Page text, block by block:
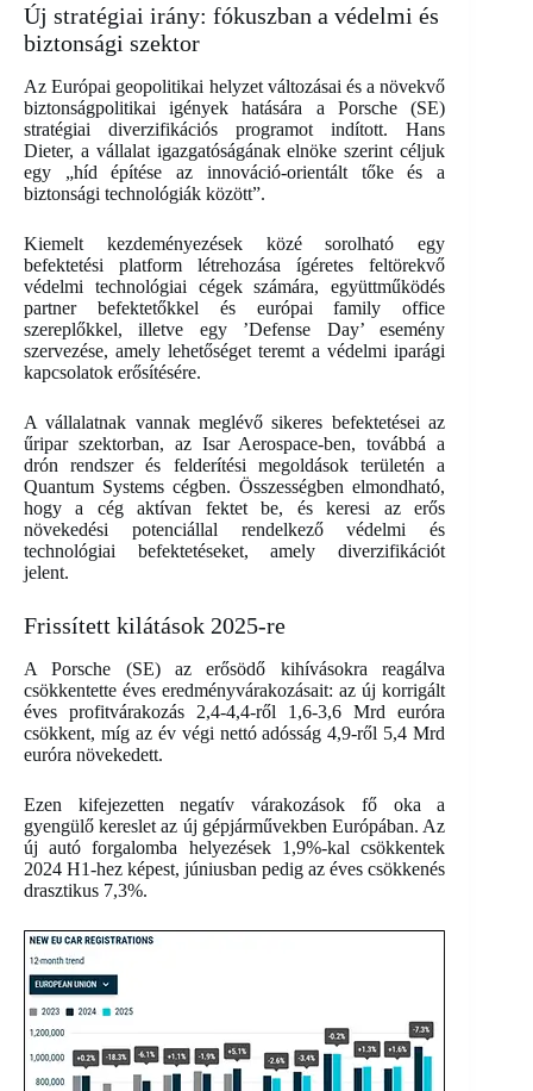
Új stratégiai irány: fókuszban a védelmi és
biztonsági szektor
Az Európai geopolitikai helyzet változásai és a növekvő
biztonságpolitikai igények hatására a Porsche (SE)
stratégiai diverzifikációs programot indított. Hans
Dieter, a vállalat igazgatóságának elnöke szerint céljuk
egy „híd építése az innováció-orientált tőke és a
biztonsági technológiák között”.
Kiemelt kezdeményezések közé sorolható egy
befektetési platform létrehozása ígéretes feltörekvő
védelmi technológiai cégek számára, együttműködés
partner befektetőkkel és európai family office
szereplőkkel, illetve egy ’Defense Day’ esemény
szervezése, amely lehetőséget teremt a védelmi iparági
kapcsolatok erősítésére.
A vállalatnak vannak meglévő sikeres befektetései az
űripar szektorban, az Isar Aerospace-ben, továbbá a
drón rendszer és felderítési megoldások területén a
Quantum Systems cégben. Összességben elmondható,
hogy a cég aktívan fektet be, és keresi az erős
növekedési potenciállal rendelkező védelmi és
technológiai befektetéseket, amely diverzifikációt
jelent.
Frissített kilátások 2025-re
A Porsche (SE) az erősödő kihívásokra reagálva
csökkentette éves eredményvárakozásait: az új korrigált
éves profitvárakozás 2,4-4,4-ről 1,6-3,6 Mrd euróra
csökkent, míg az év végi nettó adósság 4,9-ről 5,4 Mrd
euróra növekedett.
Ezen kifejezetten negatív várakozások fő oka a
gyengülő kereslet az új gépjárművekben Európában. Az
új autó forgalomba helyezések 1,9%-kal csökkentek
2024 H1-hez képest, júniusban pedig az éves csökkenés
drasztikus 7,3%.